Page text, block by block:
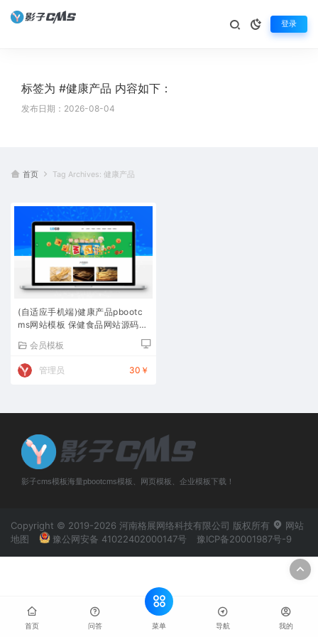
登录
标签为 #健康产品 内容如下：
发布日期：2026-08-04
首页 Tag Archives: 健康产品
(自适应手机端)健康产品pbootc
ms网站模板 保健食品网站源码下
会员模板
管理员 30￥
影子cms模板海量pbootcms模板、网页模板、企业模板下载！
Copyright © 2019-2026 河南格展网络科技有限公司 版权所有
网站
地图
豫公网安备 41022402000147号 豫ICP备20001987号-9
首页 问答 菜单 导航 我的